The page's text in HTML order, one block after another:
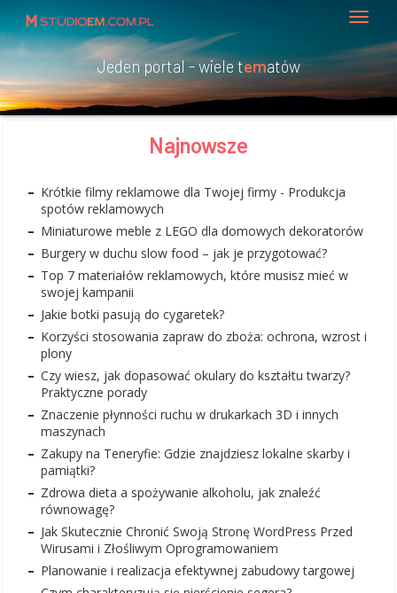
Jeden portal - wiele tematów
Najnowsze
Krótkie filmy reklamowe dla Twojej firmy - Produkcja
spotów reklamowych
Miniaturowe meble z LEGO dla domowych dekoratorów
Burgery w duchu slow food – jak je przygotować?
Top 7 materiałów reklamowych, które musisz mieć w
swojej kampanii
Jakie botki pasują do cygaretek?
Korzyści stosowania zapraw do zboża: ochrona, wzrost i
plony
Czy wiesz, jak dopasować okulary do kształtu twarzy?
Praktyczne porady
Znaczenie płynności ruchu w drukarkach 3D i innych
maszynach
Zakupy na Teneryfie: Gdzie znajdziesz lokalne skarby i
pamiątki?
Zdrowa dieta a spożywanie alkoholu, jak znaleźć
równowagę?
Jak Skutecznie Chronić Swoją Stronę WordPress Przed
Wirusami i Złośliwym Oprogramowaniem
Planowanie i realizacja efektywnej zabudowy targowej